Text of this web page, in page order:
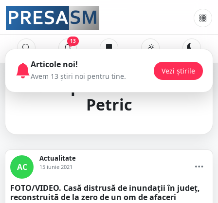
13
deputat Octavian
Petric
AC
Actualitate
15 iunie 2021
FOTO/VIDEO. Casă distrusă de inundații în județ,
reconstruită de la zero de un om de afaceri